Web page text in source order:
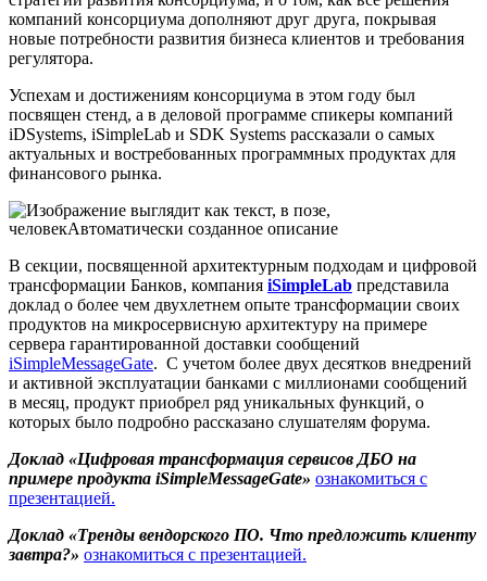
компаний консорциума дополняют друг друга, покрывая
новые потребности развития бизнеса клиентов и требования
регулятора.
Успехам и достижениям консорциума в этом году был
посвящен стенд, а в деловой программе спикеры компаний
iDSystems, iSimpleLab и SDK Systems рассказали о самых
актуальных и востребованных программных продуктах для
финансового рынка.
В секции, посвященной архитектурным подходам и цифровой
трансформации Банков, компания iSimpleLab представила
доклад о более чем двухлетнем опыте трансформации своих
продуктов на микросервисную архитектуру на примере
сервера гарантированной доставки сообщений
iSimpleMessageGate. С учетом более двух десятков внедрений
и активной эксплуатации банками с миллионами сообщений
в месяц, продукт приобрел ряд уникальных функций, о
которых было подробно рассказано слушателям форума.
Доклад «Цифровая трансформация сервисов ДБО на
примере продукта iSimpleMessageGate» ознакомиться с
презентацией.
Доклад «Тренды вендорского ПО. Что предложить клиенту
завтра?» ознакомиться с презентацией.